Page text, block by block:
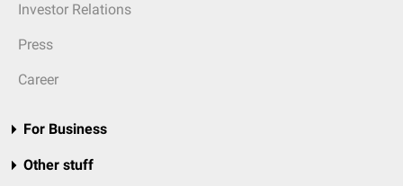
Investor Relations
Press
Career
For Business
Other stuff